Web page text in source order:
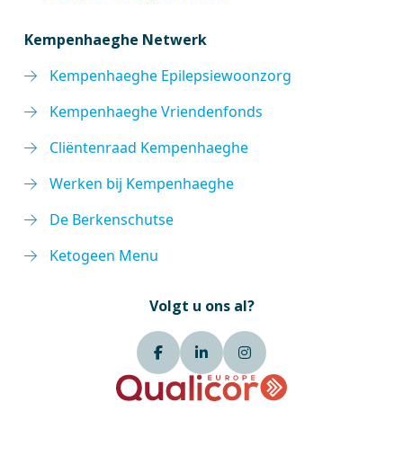
Kempenhaeghe Netwerk
Kempenhaeghe Epilepsiewoonzorg
Kempenhaeghe Vriendenfonds
Cliëntenraad Kempenhaeghe
Werken bij Kempenhaeghe
De Berkenschutse
Ketogeen Menu
Volgt u ons al?